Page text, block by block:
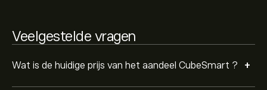
Veelgestelde vragen
Wat is de huidige prijs van het aandeel CubeSmart ? +
consensus Matige buy.